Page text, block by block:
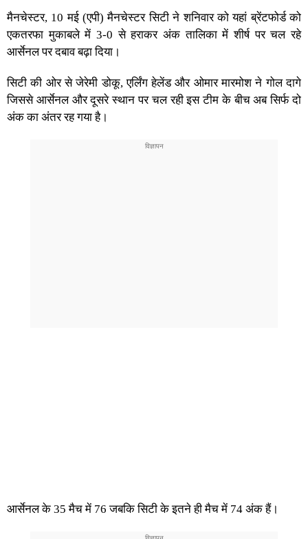
मैनचेस्टर, 10 मई (एपी) मैनचेस्टर सिटी ने शनिवार को यहां ब्रेंटफोर्ड को
एकतरफा मुकाबले में 3-0 से हराकर अंक तालिका में शीर्ष पर चल रहे
आर्सेनल पर दबाव बढ़ा दिया।
सिटी की ओर से जेरेमी डोकू, एर्लिंग हेलेंड और ओमार मारमोश ने गोल दागे
जिससे आर्सेनल और दूसरे स्थान पर चल रही इस टीम के बीच अब सिर्फ दो
अंक का अंतर रह गया है।
आर्सेनल के 35 मैच में 76 जबकि सिटी के इतने ही मैच में 74 अंक हैं।